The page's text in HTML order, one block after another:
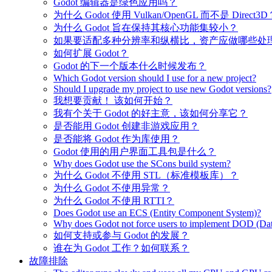
Godot 编辑器是绿色应用吗？
为什么 Godot 使用 Vulkan/OpenGL 而不是 Direct3D
为什么 Godot 旨在保持其核心功能集较小？
如果要适配多种分辨率和纵横比，资产应做哪些处
如何扩展 Godot？
Godot 的下一个版本什么时候发布？
Which Godot version should I use for a new project?
Should I upgrade my project to use new Godot versions?
我想要贡献！ 该如何开始？
我有个关于 Godot 的好主意，该如何分享它？
是否能用 Godot 创建非游戏应用？
是否能将 Godot 作为库使用？
Godot 使用的用户界面工具包是什么？
Why does Godot use the SCons build system?
为什么 Godot 不使用 STL（标准模板库）？
为什么 Godot 不使用异常？
为什么 Godot 不使用 RTTI？
Does Godot use an ECS (Entity Component System)?
Why does Godot not force users to implement DOD
如何支持或参与 Godot 的发展？
谁在为 Godot 工作？如何联系？
故障排除